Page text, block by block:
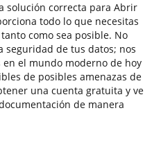
solución correcta para Abrir
todo lo que necesitas
como sea posible. No
de tus datos; nos
el mundo moderno de hoy
de posibles amenazas de
una cuenta gratuita y ve
de manera